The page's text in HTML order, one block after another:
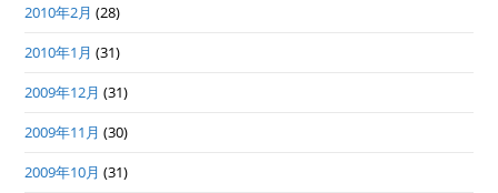
2010年2月 (28)
2010年1月 (31)
2009年12月 (31)
2009年11月 (30)
2009年10月 (31)